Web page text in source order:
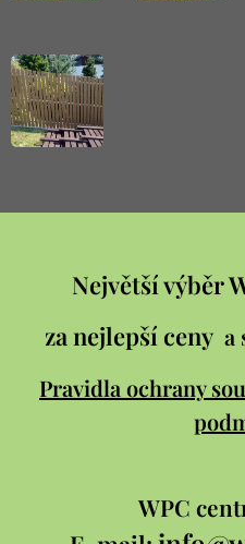
Největší výběr
za nejlepší ceny a
Pravidla ochrany
WPC